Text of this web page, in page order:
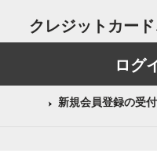
クレジットカー
ログ
新規会員登録の受